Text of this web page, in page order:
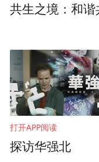
共生之境：和谐
打开APP阅读
探访华强北